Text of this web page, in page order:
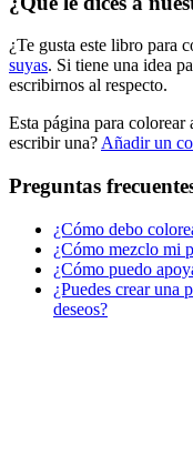
Libros para colorear para niños
Nezaradené
Sin categorizar
¿Te gusta este libro para
suyas. Si tiene una idea
escribirnos al respecto.
Esta página para colorear
escribir una? Añadir un
Preguntas
¿Cómo debo
¿Cómo mezclo mi
¿Cómo puedo
¿Puedes crear una
deseos?